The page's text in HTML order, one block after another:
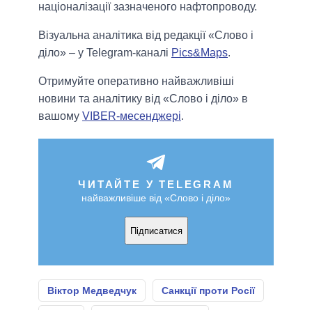
націоналізації зазначеного нафтопроводу.
Візуальна аналітика від редакції «Слово і
діло» – у Telegram-каналі Pics&Maps.
Отримуйте оперативно найважливіші
новини та аналітику від «Слово і діло» в
вашому VIBER-месенджері.
ЧИТАЙТЕ У TELEGRAM
найважливіше від «Слово і діло»
Підписатися
Віктор Медведчук Санкції проти Росії